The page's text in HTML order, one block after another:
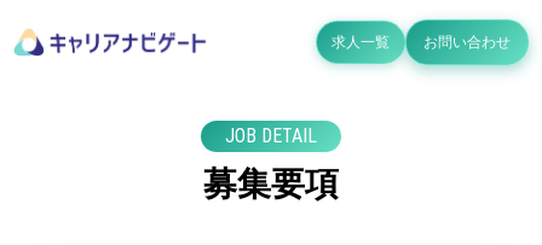
求人一覧 お問い合わせ
JOB DETAIL
募集要項